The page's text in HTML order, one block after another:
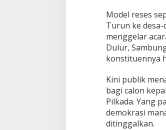
Model reses
Turun ke
menggelar
Dulur,
konstituennya
Kini publik
bagi calon
Pilkada. Yang
demokrasi
ditinggalkan.